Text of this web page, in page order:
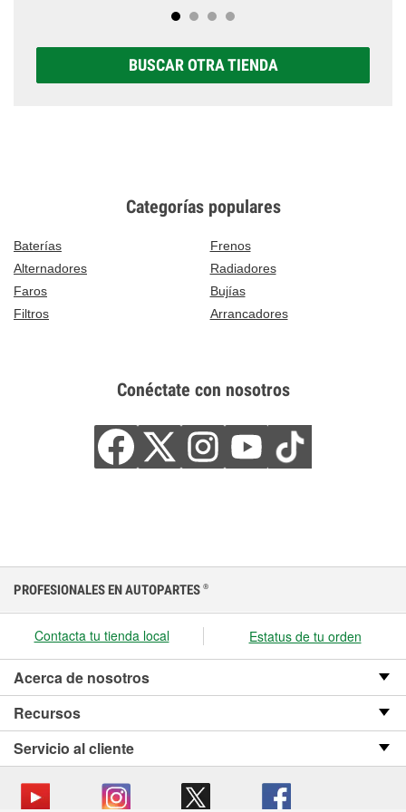
BUSCAR OTRA TIENDA
Categorías populares
Baterías
Frenos
Alternadores
Radiadores
Faros
Bujías
Filtros
Arrancadores
Conéctate con nosotros
PROFESIONALES EN AUTOPARTES ®
Contacta tu tienda local Estatus de tu orden
Acerca de nosotros
Recursos
Servicio al cliente